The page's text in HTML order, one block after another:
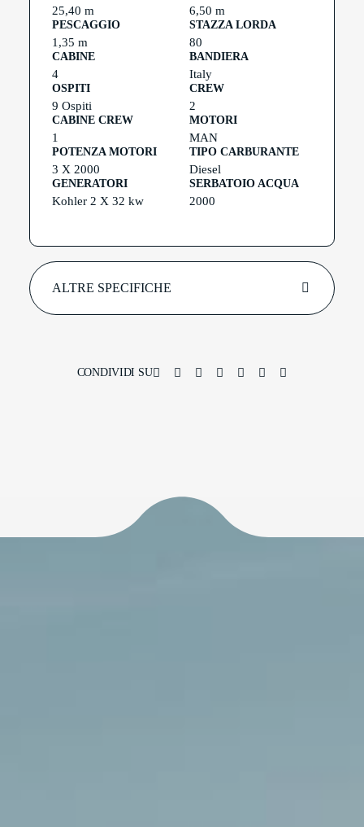
25,40 m 6,50 m
PESCAGGIO
1,35 m
STAZZA LORDA
80
CABINE
4
BANDIERA
Italy
OSPITI
9 Ospiti
CREW
2
CABINE CREW
1
MOTORI
MAN
POTENZA MOTORI
3 X 2000
TIPO CARBURANTE
Diesel
GENERATORI
Kohler 2 X 32 kw
SERBATOIO ACQUA
2000
ALTRE SPECIFICHE
CONDIVIDI SU